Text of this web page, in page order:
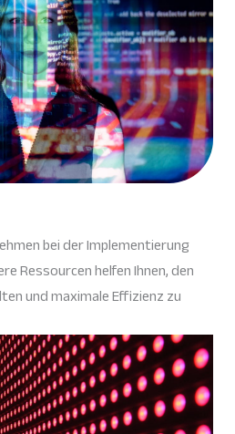
bei der Implementierung
Ressourcen helfen Ihnen, den
und maximale Effizienz zu